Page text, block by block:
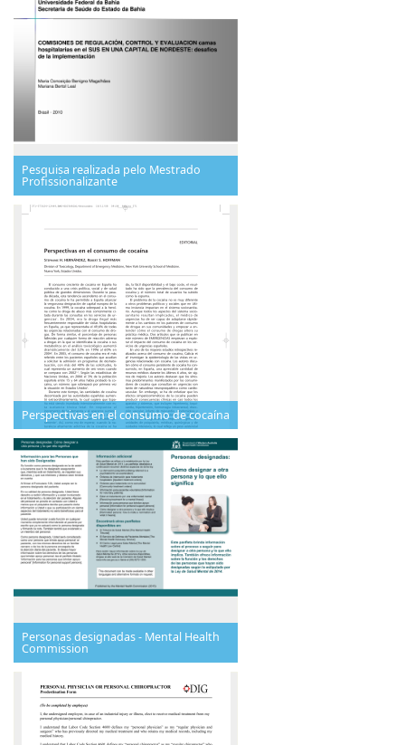
Pesquisa realizada pelo Mestrado
Profissionalizante
Perspectivas en el consumo de cocaína
Personas designadas - Mental Health
Commission